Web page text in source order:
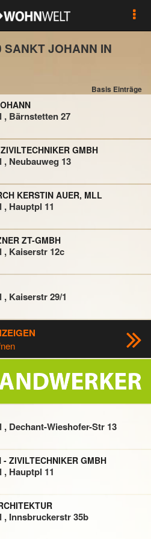
JOHANN IN
Basis Einträge
, Bärnstetten 27
GMBH
Neubauweg 13
KERSTIN AUER, MLL
Hauptpl 11
ZT-GMBH
, Kaiserstr 12c
Kaiserstr 29/1
Dechant-Wieshofer-Str 13
ZIVILTECHNIKER GMBH
Hauptpl 11
, Innsbruckerstr 35b